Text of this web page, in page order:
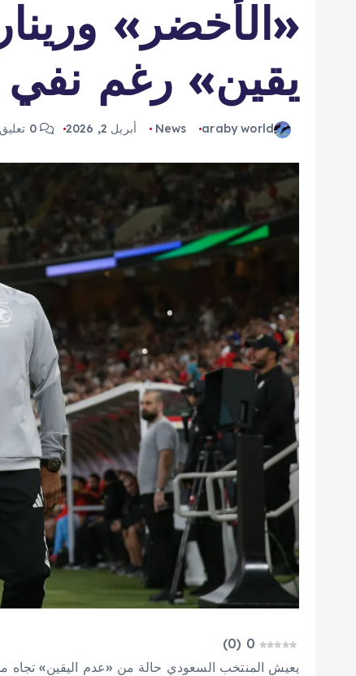
«الأخضر»
يقين» رغم نفي
araby world
News أبريل 2, 2026 0 تعليق
0
(
0
)
يعيش المنتخب السعودي حالة من «عدم اليقين» تجاه